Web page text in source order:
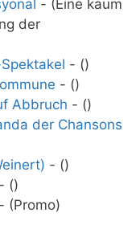
- (Eine kaum
der
- ()
- ()
Abbruch - ()
der Chansons
- ()
- ()
- (Promo)